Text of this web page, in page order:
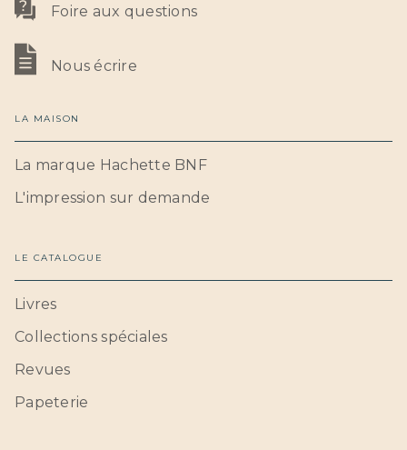
Foire aux questions
Nous écrire
LA MAISON
La marque Hachette BNF
L'impression sur demande
LE CATALOGUE
Livres
Collections spéciales
Revues
Papeterie